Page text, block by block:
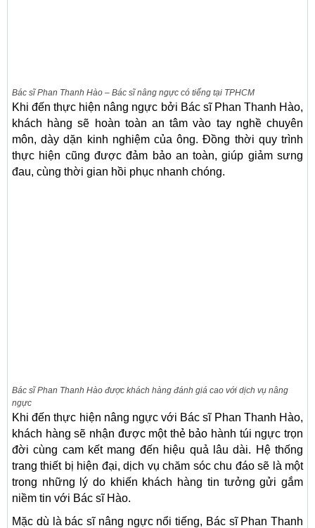
Bác sĩ Phan Thanh Hào – Bác sĩ nâng ngực có tiếng tại TPHCM
Khi đến thực hiện nâng ngực bởi Bác sĩ Phan Thanh Hào,
khách hàng sẽ hoàn toàn an tâm vào tay nghề chuyên
môn, dày dặn kinh nghiệm của ông. Đồng thời quy trình
thực hiện cũng được đảm bảo an toàn, giúp giảm sưng
đau, cùng thời gian hồi phục nhanh chóng.
Bác sĩ Phan Thanh Hào được khách hàng đánh giá cao với dịch vụ nâng
ngực
Khi đến thực hiện nâng ngực với Bác sĩ Phan Thanh Hào,
khách hàng sẽ nhận được một thẻ bảo hành túi ngực trọn
đời cùng cam kết mang đến hiệu quả lâu dài. Hệ thống
trang thiết bị hiện đại, dịch vụ chăm sóc chu đáo sẽ là một
trong những lý do khiến khách hàng tin tưởng gửi gắm
niềm tin với Bác sĩ Hào.
Mặc dù là bác sĩ nâng ngực nổi tiếng, Bác sĩ Phan Thanh